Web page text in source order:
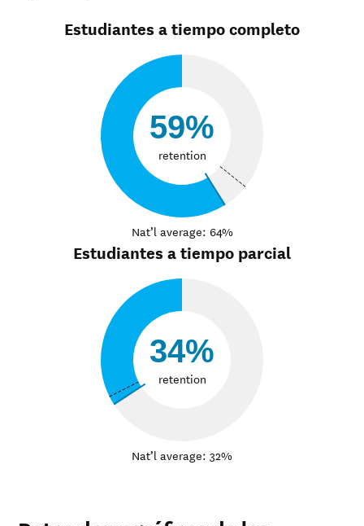
Estudiantes a tiempo completo
59%
retention
Nat’l average: 64%
Estudiantes a tiempo parcial
34%
retention
Nat’l average: 32%